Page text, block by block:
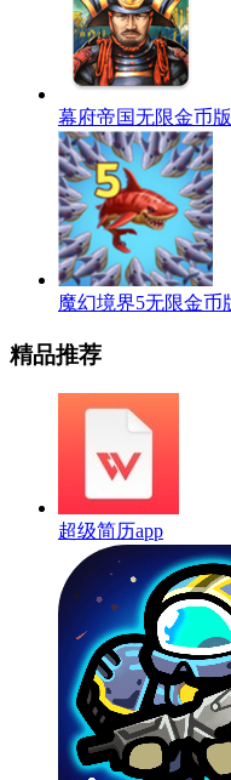
幕府帝国无限金币版
魔幻境界5无限金币
精品推荐
超级简历app